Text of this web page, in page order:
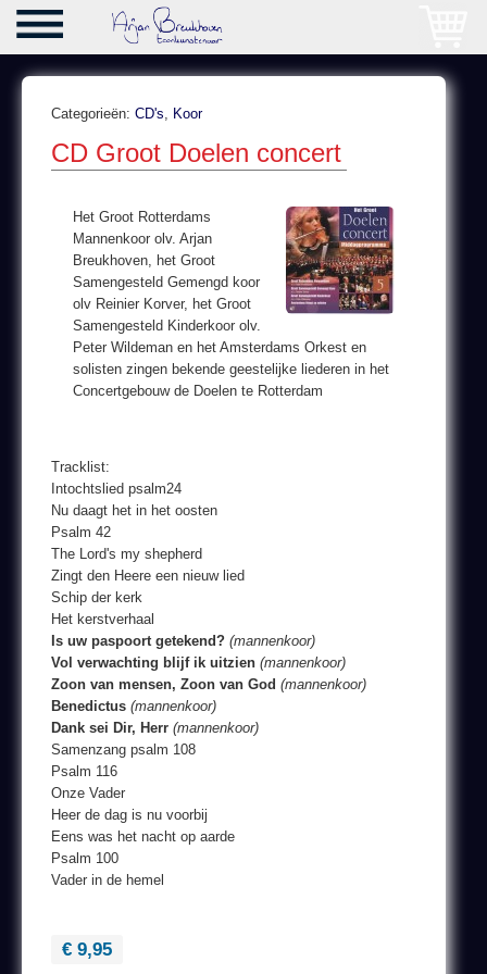
Categorieën: CD's, Koor
CD Groot Doelen concert
Het Groot Rotterdams
Mannenkoor olv. Arjan
Breukhoven, het Groot
Samengesteld Gemengd koor
olv Reinier Korver, het Groot
Samengesteld Kinderkoor olv.
Peter Wildeman en het Amsterdams Orkest en
solisten zingen bekende geestelijke liederen in het
Concertgebouw de Doelen te Rotterdam
Tracklist:
Intochtslied psalm24
Nu daagt het in het oosten
Psalm 42
The Lord's my shepherd
Zingt den Heere een nieuw lied
Schip der kerk
Het kerstverhaal
Is uw paspoort getekend? (mannenkoor)
Vol verwachting blijf ik uitzien (mannenkoor)
Zoon van mensen, Zoon van God (mannenkoor)
Benedictus (mannenkoor)
Dank sei Dir, Herr (mannenkoor)
Samenzang psalm 108
Psalm 116
Onze Vader
Heer de dag is nu voorbij
Eens was het nacht op aarde
Psalm 100
Vader in de hemel
€ 9,95